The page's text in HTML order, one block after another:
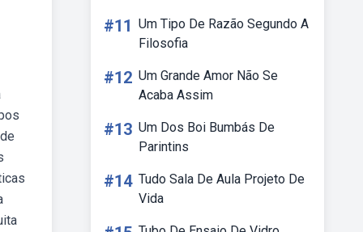
#11 Um Tipo De Razão Segundo A
Filosofia
#12 Um Grande Amor Não Se
Acaba Assim
#13 Um Dos Boi Bumbás De
Parintins
#14 Tudo Sala De Aula Projeto De
Vida